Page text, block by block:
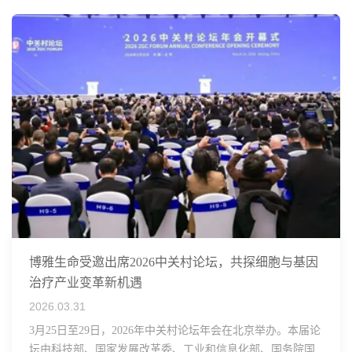
博雅生命受邀出席2026中关村论坛，共探细胞与基因
治疗产业变革新机遇
2026.03.31
3月25日至29日，2026年中关村论坛年会在北京举办。本届论
坛由科技部、国家发展改革委、工业和信息化部、国务院国